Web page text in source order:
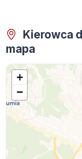
Kierowca
mapa
+
−